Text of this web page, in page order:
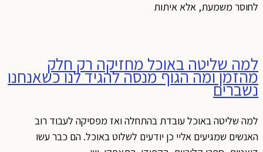
לחוסר משמעת, אלא איתות
למה שליטה באוכל מחזיקה רק חלק
מהזמן ומה הגוף מנסה להגיד לנו כשאנחנו
נשברים
למה שליטה באוכל עובדת בהתחלה ואז מפסיקה לעבוד רוב
האנשים שמגיעים אליי כן יודעים לשלוט באוכל. הם כבר עשו